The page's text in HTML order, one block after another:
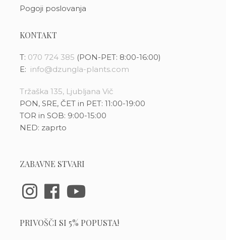
Pogoji poslovanja
KONTAKT
T: 070 724 385 (PON-PET: 8:00-16:00)
E: info@dzungla-plants.com
Tržaška 135, Ljubljana Vič
PON, SRE, ČET in PET: 11:00-19:00
TOR in SOB: 9:00-15:00
NED: zaprto
ZABAVNE STVARI
PRIVOŠČI SI 5% POPUSTA!